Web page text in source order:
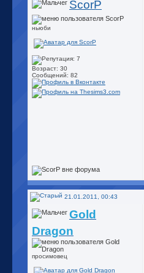
ScorP
ньюби
Возраст: 30
Сообщений: 82
21.01.2011, 00:43
Gold
Dragon
просимовец